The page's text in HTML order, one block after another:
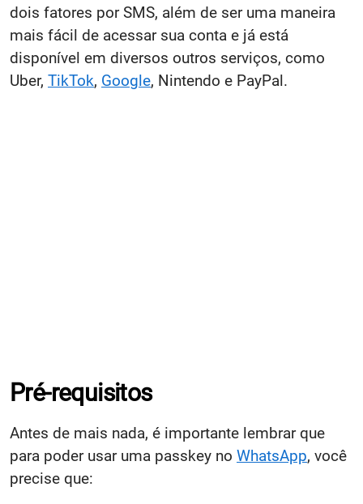
dois fatores por SMS, além de ser uma maneira
mais fácil de acessar sua conta e já está
disponível em diversos outros serviços, como
Uber, TikTok, Google, Nintendo e PayPal.
Pré-requisitos
Antes de mais nada, é importante lembrar que
para poder usar uma passkey no WhatsApp, você
precise que: